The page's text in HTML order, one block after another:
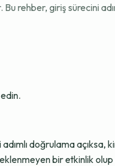
rehber, giriş sürecini
doğrulama
bir etkinlik olup